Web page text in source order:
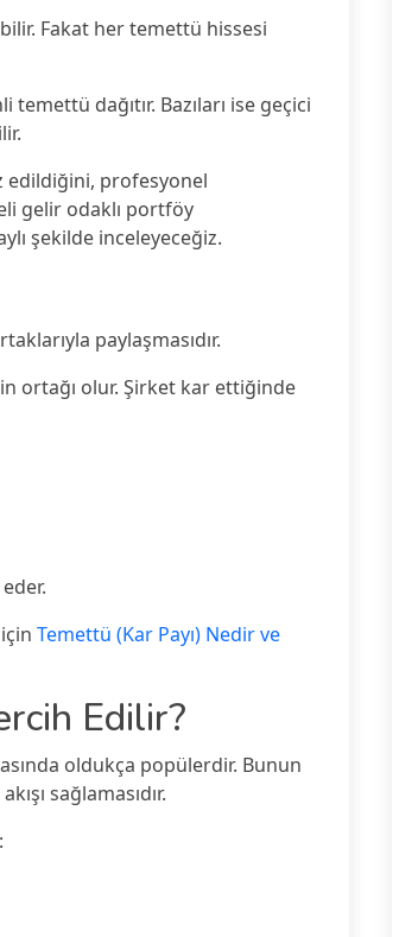
Fakat her temettü hissesi
dağıtır. Bazıları ise geçici
edildiğini, profesyonel
gelir odaklı portföy
şekilde inceleyeceğiz.
paylaşmasıdır.
ortağı olur. Şirket kar ettiğinde
Temettü (Kar Payı) Nedir ve
Edilir?
oldukça popülerdir. Bunun
sağlamasıdır.